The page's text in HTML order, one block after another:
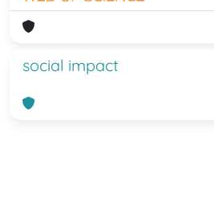
social impact